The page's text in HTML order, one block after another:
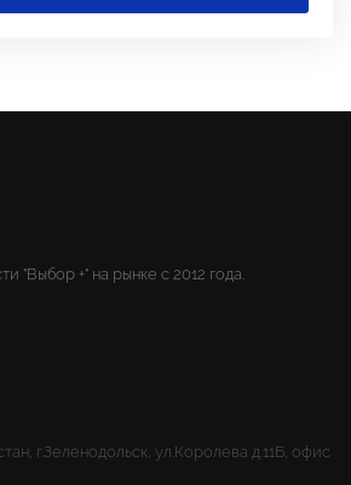
"Выбор +" на рынке с 2012 года.
г.Зеленодольск, ул.Королева д.11Б, офис